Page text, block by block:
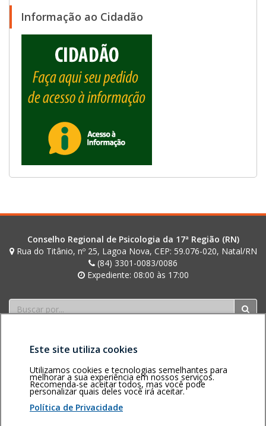
Informação ao Cidadão
Conselho Regional de Psicologia da 17ª Região (RN)
Rua do Titânio, nº 25, Lagoa Nova, CEP: 59.076-020, Natal/RN
(84) 3301-0083/0086
Expediente: 08:00 às 17:00
Buscar
Área restritaPolítica de
privacidadePersonalização
de cookies
Este site utiliza cookies
Utilizamos cookies e tecnologias semelhantes para
melhorar a sua experiência em nossos serviços.
Recomenda-se aceitar todos, mas você pode
personalizar quais deles você irá aceitar.
Política de Privacidade